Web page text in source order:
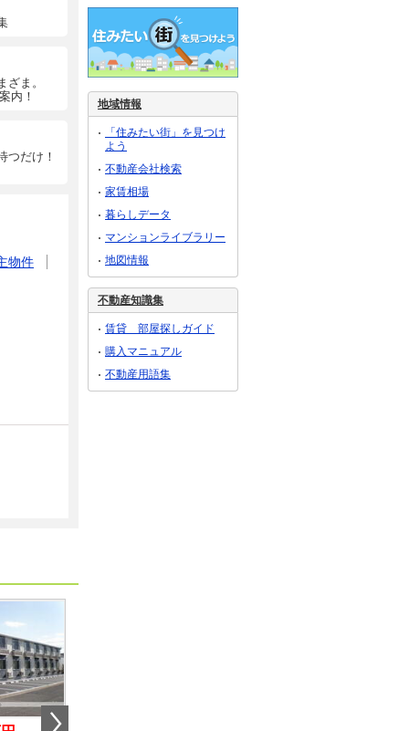
ま。
内！
つだけ！
物件
地域情報
「住みたい街」を見つけ
よう
不動産会社検索
家賃相場
暮らしデータ
マンションライブラリー
地図情報
不動産知識集
賃貸 部屋探しガイド
購入マニュアル
不動産用語集